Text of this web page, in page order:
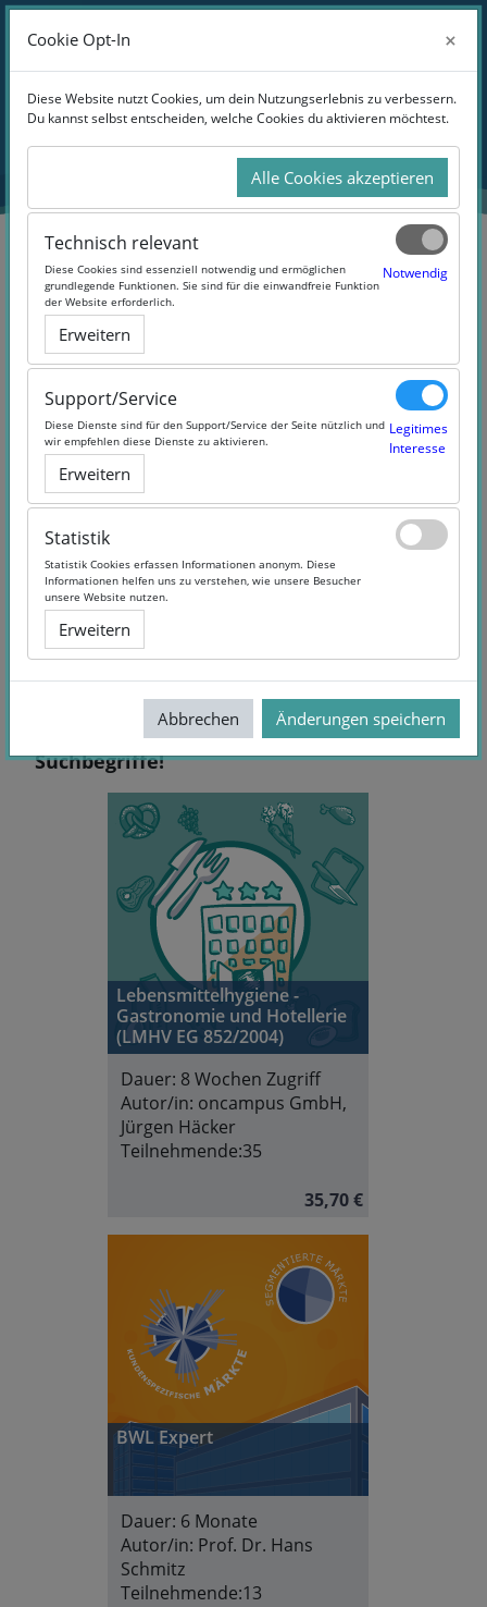
Zum Hauptinhalt
Website-Übersicht
Anmelden
Blöcke
Übersichtaller Kurse
Blöcke
Keine Treffer - Versuchen Sie andere
Suchbegriffe!
Lebensmittelhygiene -
Gastronomie und Hotellerie
(LMHV EG 852/2004)
Dauer: 8 Wochen Zugriff
Autor/in: oncampus GmbH,
Jürgen Häcker
Teilnehmende:35
35,70 €
BWL Expert
Dauer: 6 Monate
Autor/in: Prof. Dr. Hans
Schmitz
Teilnehmende:13
Cookie Opt-In ×
Diese Website nutzt Cookies, um dein Nutzungserlebnis zu verbessern.
Du kannst selbst entscheiden, welche Cookies du aktivieren möchtest.
Alle Cookies akzeptieren
Technisch relevant
Diese Cookies sind essenziell notwendig und ermöglichen
grundlegende Funktionen. Sie sind für die einwandfreie Funktion
der Website erforderlich.
Notwendig
Erweitern
Support/Service
Diese Dienste sind für den Support/Service der Seite nützlich und
wir empfehlen diese Dienste zu aktivieren.
Legitimes
Interesse
Erweitern
Statistik
Statistik Cookies erfassen Informationen anonym. Diese
Informationen helfen uns zu verstehen, wie unsere Besucher
unsere Website nutzen.
Erweitern
Abbrechen Änderungen speichern
Cookie Opt-In ×
Diese Website nutzt Cookies, um dein Nutzungserlebnis zu verbessern.
Du kannst selbst entscheiden, welche Cookies du aktivieren möchtest.
Alle Cookies akzeptieren
Technisch relevant
Diese Cookies sind essenziell notwendig und ermöglichen
grundlegende Funktionen. Sie sind für die einwandfreie Funktion
der Website erforderlich.
Notwendig
Erweitern
Support/Service
Diese Dienste sind für den Support/Service der Seite nützlich und
wir empfehlen diese Dienste zu aktivieren.
Legitimes
Interesse
Erweitern
Statistik
Statistik Cookies erfassen Informationen anonym. Diese
Informationen helfen uns zu verstehen, wie unsere Besucher
unsere Website nutzen.
Erweitern
Abbrechen Änderungen speichern